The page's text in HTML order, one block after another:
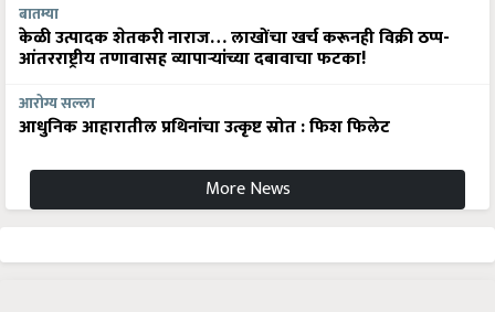
बातम्या
केळी उत्पादक शेतकरी नाराज… लाखोंचा खर्च करूनही विक्री ठप्प-
आंतरराष्ट्रीय तणावासह व्यापाऱ्यांच्या दबावाचा फटका!
आरोग्य सल्ला
आधुनिक आहारातील प्रथिनांचा उत्कृष्ट स्रोत : फिश फिलेट
More News